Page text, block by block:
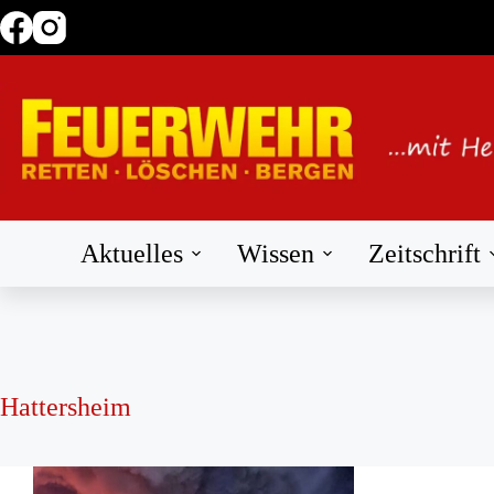
Zum
Inhalt
Aktuelles Wissen Zeitschrift
Hattersheim